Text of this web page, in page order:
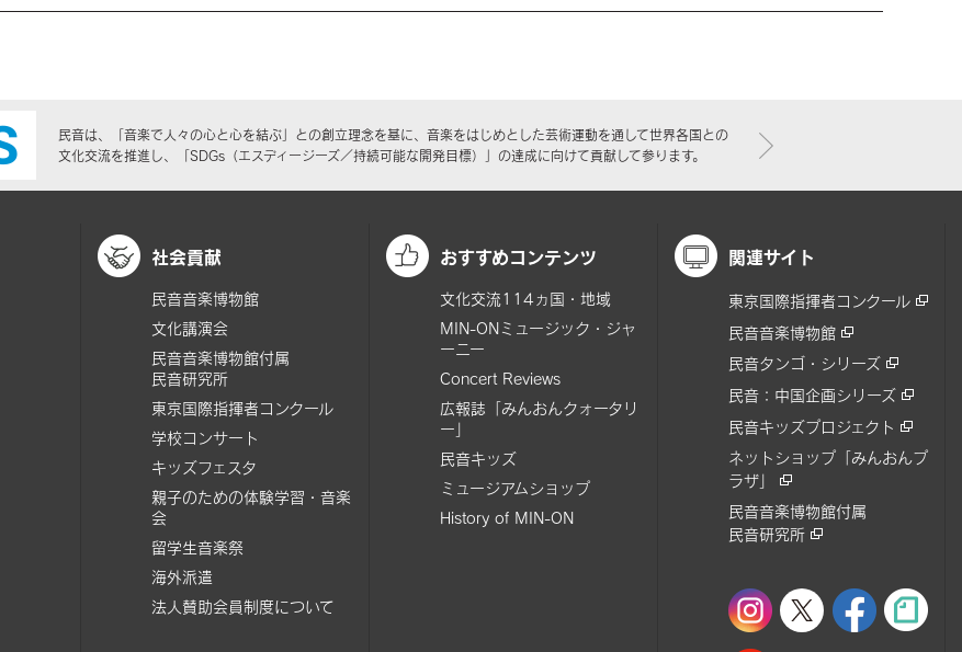
民音は、「音楽で人々の心と心を結ぶ」との創立理念を基に、音楽をはじめとした芸術運動を通して世界各国との
文化交流を推進し、「SDGs（エスディージーズ／持続可能な開発目標）」の達成に向けて貢献して参ります。
社会貢献
民音音楽博物館
文化講演会
民音音楽博物館付属
民音研究所
東京国際指揮者コンクール
学校コンサート
キッズフェスタ
親子のための体験学習・音楽
会
留学生音楽祭
海外派遣
法人賛助会員制度について
おすすめコンテンツ
文化交流114ヵ国・地域
MIN-ONミュージック・ジャ
ーニー
Concert Reviews
広報誌「みんおんクォータリ
ー」
民音キッズ
ミュージアムショップ
History of MIN-ON
関連サイト
東京国際指揮者コンクール
民音音楽博物館
民音タンゴ・シリーズ
民音：中国企画シリーズ
民音キッズプロジェクト
ネットショップ「みんおんプ
ラザ」
民音音楽博物館付属
民音研究所